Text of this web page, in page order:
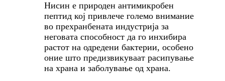
Нисин е природен антимикробен
пептид кој привлече големо внимание
во прехранбената индустрија за
неговата способност да го инхибира
растот на одредени бактерии, особено
оние што предизвикуваат расипување
на храна и заболување од храна.